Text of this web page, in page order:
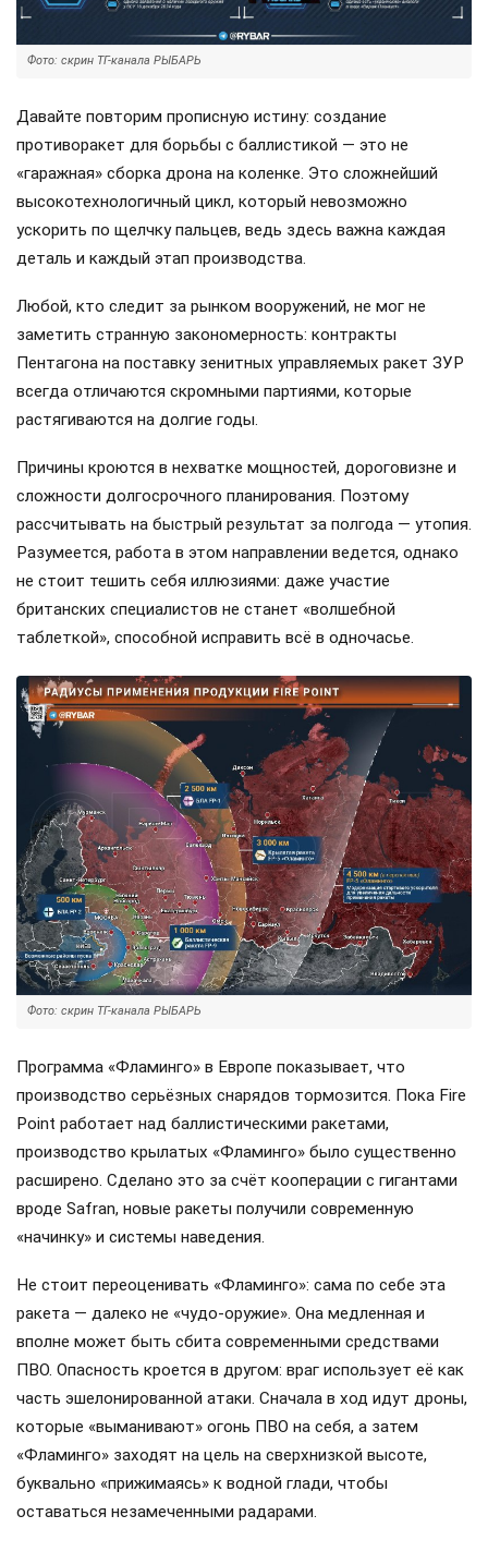
Фото: скрин ТГ-канала РЫБАРЬ
Давайте повторим прописную истину: создание
противоракет для борьбы с баллистикой — это не
«гаражная» сборка дрона на коленке. Это сложнейший
высокотехнологичный цикл, который невозможно
ускорить по щелчку пальцев, ведь здесь важна каждая
деталь и каждый этап производства.
Любой, кто следит за рынком вооружений, не мог не
заметить странную закономерность: контракты
Пентагона на поставку зенитных управляемых ракет ЗУР
всегда отличаются скромными партиями, которые
растягиваются на долгие годы.
Причины кроются в нехватке мощностей, дороговизне и
сложности долгосрочного планирования. Поэтому
рассчитывать на быстрый результат за полгода — утопия.
Разумеется, работа в этом направлении ведется, однако
не стоит тешить себя иллюзиями: даже участие
британских специалистов не станет «волшебной
таблеткой», способной исправить всё в одночасье.
Фото: скрин ТГ-канала РЫБАРЬ
Программа «Фламинго» в Европе показывает, что
производство серьёзных снарядов тормозится. Пока Fire
Point работает над баллистическими ракетами,
производство крылатых «Фламинго» было существенно
расширено. Сделано это за счёт кооперации с гигантами
вроде Safran, новые ракеты получили современную
«начинку» и системы наведения.
Не стоит переоценивать «Фламинго»: сама по себе эта
ракета — далеко не «чудо-оружие». Она медленная и
вполне может быть сбита современными средствами
ПВО. Опасность кроется в другом: враг использует её как
часть эшелонированной атаки. Сначала в ход идут дроны,
которые «выманивают» огонь ПВО на себя, а затем
«Фламинго» заходят на цель на сверхнизкой высоте,
буквально «прижимаясь» к водной глади, чтобы
оставаться незамеченными радарами.